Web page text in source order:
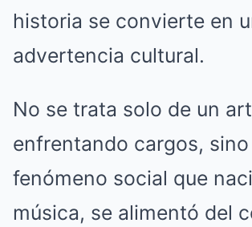
historia se convierte en
advertencia cultural.
No se trata solo de un
enfrentando cargos, sino
fenómeno social que
música, se alimentó del